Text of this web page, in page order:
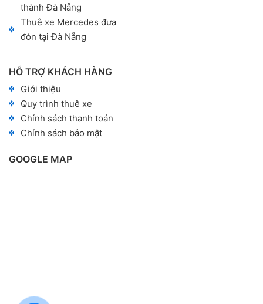
thành Đà Nẵng
Thuê xe Mercedes đưa
đón tại Đà Nẵng
GOOGLE MAP
HỖ TRỢ KHÁCH HÀNG
Giới thiệu
Quy trình thuê xe
Chính sách thanh toán
Chính sách bảo mật